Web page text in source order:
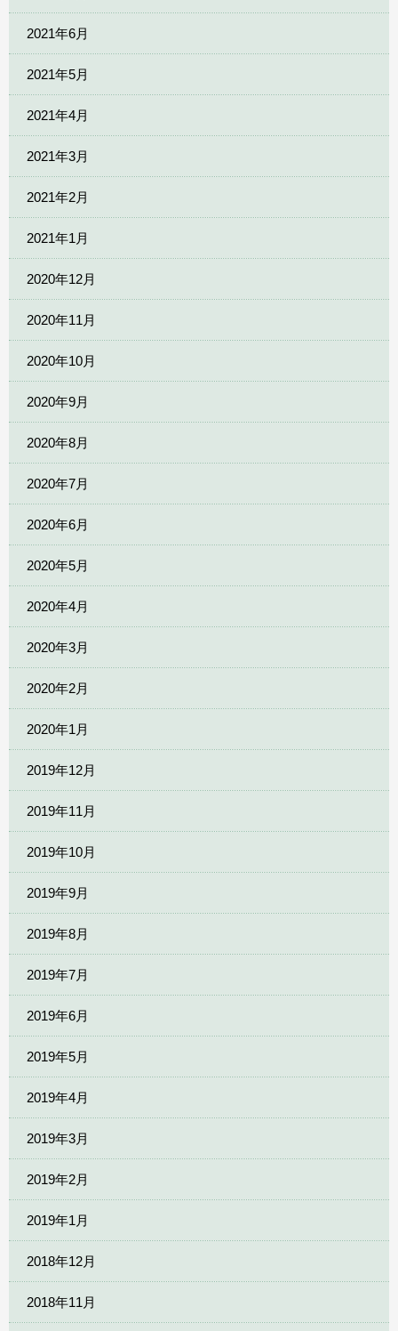
2021年6月
2021年5月
2021年4月
2021年3月
2021年2月
2021年1月
2020年12月
2020年11月
2020年10月
2020年9月
2020年8月
2020年7月
2020年6月
2020年5月
2020年4月
2020年3月
2020年2月
2020年1月
2019年12月
2019年11月
2019年10月
2019年9月
2019年8月
2019年7月
2019年6月
2019年5月
2019年4月
2019年3月
2019年2月
2019年1月
2018年12月
2018年11月